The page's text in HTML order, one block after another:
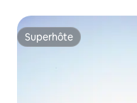
Superhôte
Superhôte